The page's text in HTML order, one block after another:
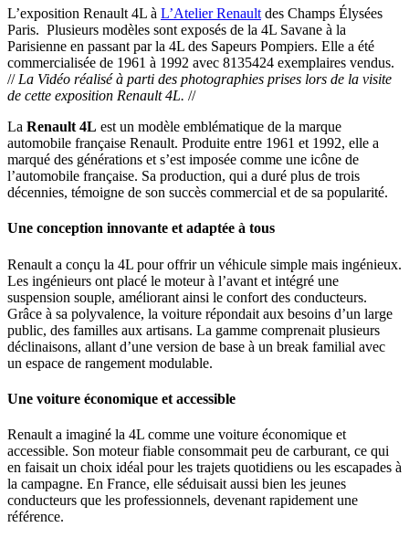
L’exposition Renault 4L à L’Atelier Renault des Champs Élysées
Paris. Plusieurs modèles sont exposés de la 4L Savane à la
Parisienne en passant par la 4L des Sapeurs Pompiers. Elle a été
commercialisée de 1961 à 1992 avec 8135424 exemplaires vendus.
// La Vidéo réalisé à parti des photographies prises lors de la visite
de cette exposition Renault 4L. //
La Renault 4L est un modèle emblématique de la marque
automobile française Renault. Produite entre 1961 et 1992, elle a
marqué des générations et s’est imposée comme une icône de
l’automobile française. Sa production, qui a duré plus de trois
décennies, témoigne de son succès commercial et de sa popularité.
Une conception innovante et adaptée à tous
Renault a conçu la 4L pour offrir un véhicule simple mais ingénieux.
Les ingénieurs ont placé le moteur à l’avant et intégré une
suspension souple, améliorant ainsi le confort des conducteurs.
Grâce à sa polyvalence, la voiture répondait aux besoins d’un large
public, des familles aux artisans. La gamme comprenait plusieurs
déclinaisons, allant d’une version de base à un break familial avec
un espace de rangement modulable.
Une voiture économique et accessible
Renault a imaginé la 4L comme une voiture économique et
accessible. Son moteur fiable consommait peu de carburant, ce qui
en faisait un choix idéal pour les trajets quotidiens ou les escapades à
la campagne. En France, elle séduisait aussi bien les jeunes
conducteurs que les professionnels, devenant rapidement une
référence.